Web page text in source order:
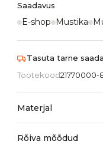
Saadavus
E-shop Mustika
Tasuta tarne
Tootekood21770000-
Materjal
Rõiva mõõdud